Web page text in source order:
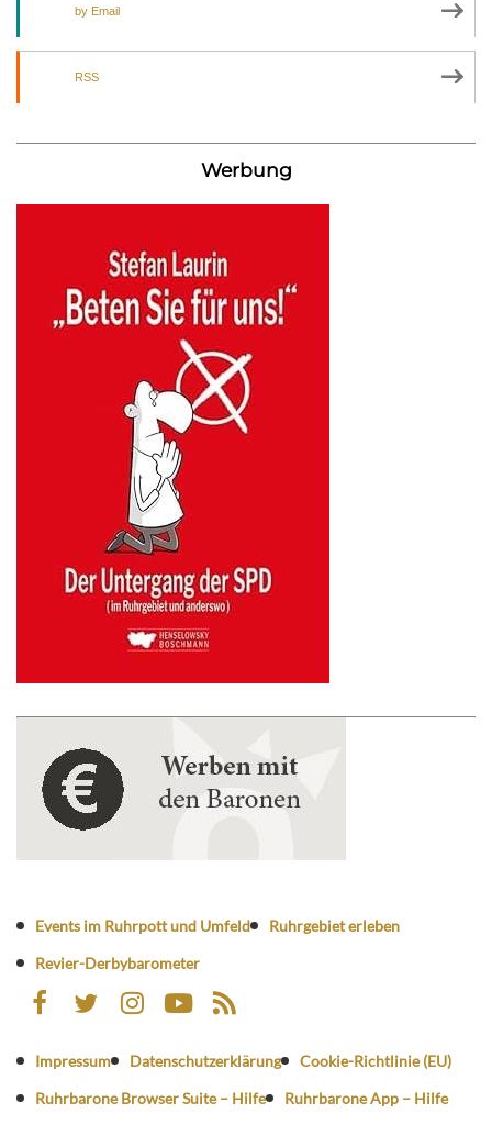
by Email
RSS
Werbung
Events im Ruhrpott und Umfeld
Ruhrgebiet erleben
Revier-Derbybarometer
Impressum Datenschutzerklärung
Cookie-Richtlinie (EU)
Ruhrbarone Browser Suite – Hilfe
Ruhrbarone App – Hilfe